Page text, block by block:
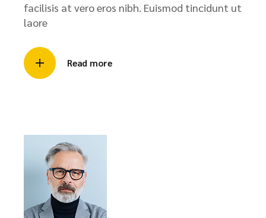
facilisis at vero eros nibh. Euismod tincidunt ut
laore
Read more